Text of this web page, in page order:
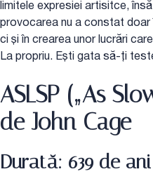
limitele expresiei artisitce,
provocarea nu a constat
ci și în crearea unor lucrări
La propriu. Ești gata să-ți
ASLSP („As
de John Cage
Durată: 639 de ani